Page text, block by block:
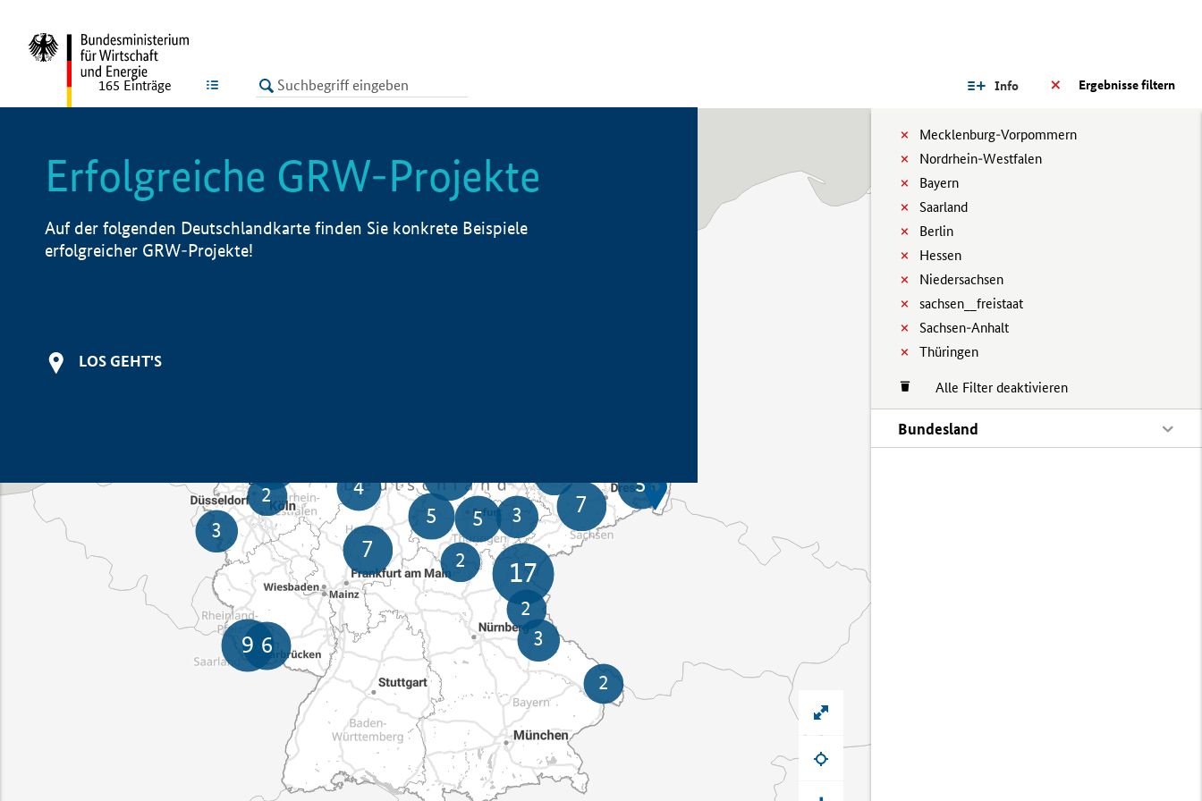
LISTE Ergebnisse filtern
Info
Mecklenburg-Vorpommern
Nordrhein-Westfalen
Bayern
Saarland
Berlin
Hessen
Niedersachsen
sachsen__freistaat
Sachsen-Anhalt
Thüringen
Alle Filter deaktivieren
Bundesland
165 Einträge
Erfolgreiche GRW-Projekte
Auf der folgenden Deutschlandkarte finden Sie konkrete Beispiele
erfolgreicher GRW-Projekte!
LOS GEHT'S